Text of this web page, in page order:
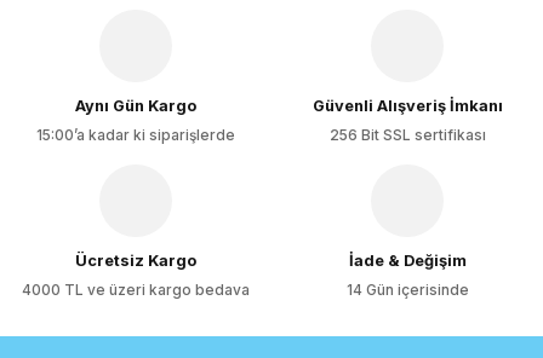
Aynı Gün Kargo
15:00’a kadar ki siparişlerde
Güvenli Alışveriş İmkanı
256 Bit SSL sertifikası
Ücretsiz Kargo
4000 TL ve üzeri kargo bedava
İade & Değişim
14 Gün içerisinde